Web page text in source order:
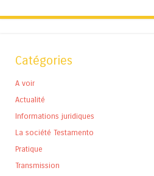
Catégories
A voir
Actualité
Informations juridiques
La société Testamento
Pratique
Transmission